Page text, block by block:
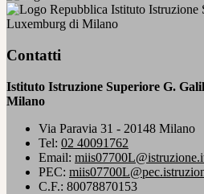
Istituto Istruzione
Luxemburg di Milano
Contatti
Istituto Istruzione Superiore G.
Milano
Via Paravia 31 - 20148 Milano
Tel: 02 40091762
Email:
PEC:
C.F.: 80078870153